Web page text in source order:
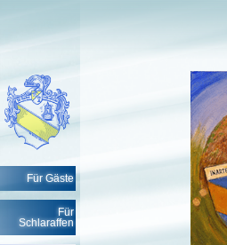
Für Gäste
Für
Schlaraffen